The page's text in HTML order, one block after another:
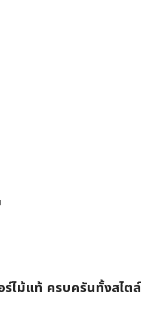
ร์ไม้แท้ ครบครันทั้งสไตล์